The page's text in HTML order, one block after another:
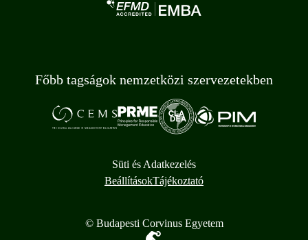
Főbb tagságok nemzetközi szervezetekben
Süti és Adatkezelés
BeállításokTájékoztató
© Budapesti Corvinus Egyetem